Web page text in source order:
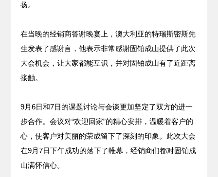
扬。
在当晚的经销商答谢晚宴上，澳大利亚的特瑞斯密斯先
生发表了感谢言，他表示非常感谢固铂成山提供了此次
大会机会，让大家都能互识，并对固铂成山有了近距离
接触。
9月6日和7日的课题讨论与会谈更加坚定了双方的进一
步合作。会议对“欢迎回家”的精心安排，温暖着客户的
心，使客户对美丽的荣成留下了深刻的印象。此次大会
在9月7日下午成功的落下了帷幕，经销商们都对固铂成
山满怀信心。